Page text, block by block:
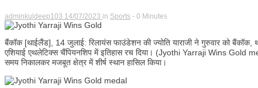
adminkuldeep103 14/07/2023 in Sports - 0 Minutes
बैंकॉक [थाईलैंड], 14 जुलाई: रिलायंस फाउंडेशन की ज्योति याराजी ने गुरुवार को बैंकॉक,
एशियाई एथलेटिक्स चैंपियनशिप में इतिहास रच दिया। (Jyothi Yarraji Wins Gold
समय निकालकर मजबूत क्षेत्र में शीर्ष स्थान हासिल किया।